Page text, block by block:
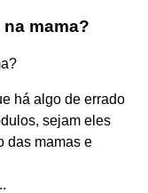
mama?
há algo de errado
sejam eles
das mamas e